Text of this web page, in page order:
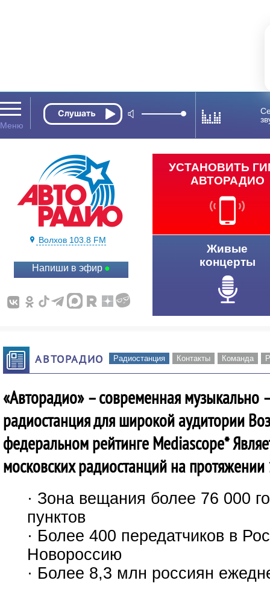
Волхов 103.8 FM
Напиши в эфир
УСТАНОВИТЬ
АВТОРАДИО
Живые
концерты
АВТОРАДИО Радиостанция Контакты Команда
«Авторадио» – современная
радиостанция для широкой аудитории
федеральном рейтинге Mediascope*
московских радиостанций на протяжении
· Зона вещания более 76 000
пунктов
· Более 400 передатчиков в
Новороссию
· Более 8,3 млн россиян